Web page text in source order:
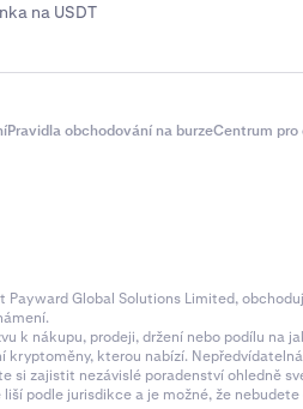
na USDT
Pravidla obchodování na burzeCentrum pro
Global Solutions Limited,
k nákupu, prodeji, držení nebo podílu na
kterou nabízí.
zajistit nezávislé poradenství ohledně
podle jurisdikce a je možné, že